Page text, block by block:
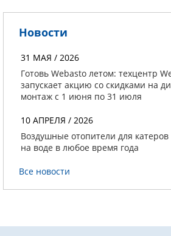
Новости
31 МАЯ / 2026
Готовь Webasto летом: техцентр
запускает акцию со скидками на
монтаж с 1 июня по 31 июля
10 АПРЕЛЯ / 2026
Воздушные отопители для
на воде в любое время года
Все новости